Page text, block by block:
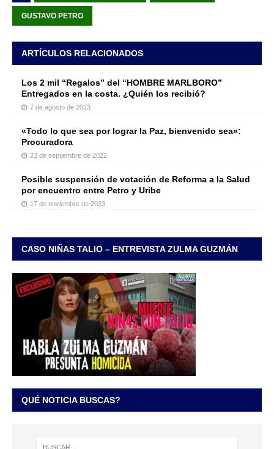
GUSTAVO PETRO
ARTÍCULOS RELACIONADOS
Los 2 mil “Regalos” del “HOMBRE MARLBORO”
Entregados en la costa. ¿Quién los recibió?
7 de agosto de 2023
«Todo lo que sea por lograr la Paz, bienvenido sea»:
Procuradora
23 de septiembre de 2022
Posible suspensión de votación de Reforma a la Salud
por encuentro entre Petro y Uribe
17 de noviembre de 2023
CASO NIÑAS TALIO – ENTREVISTA ZULMA GUZMÁN
QUÉ NOTICIA BUSCAS?